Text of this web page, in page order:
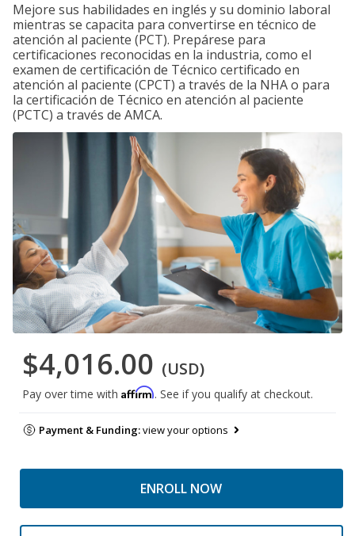
Mejore sus habilidades en inglés y su dominio laboral
mientras se capacita para convertirse en técnico de
atención al paciente (PCT). Prepárese para
certificaciones reconocidas en la industria, como el
examen de certificación de Técnico certificado en
atención al paciente (CPCT) a través de la NHA o para
la certificación de Técnico en atención al paciente
(PCTC) a través de AMCA.
$4,016.00 (USD)
Pay over time with Affirm. See if you qualify at checkout.
Payment & Funding:view your options
ENROLL NOW